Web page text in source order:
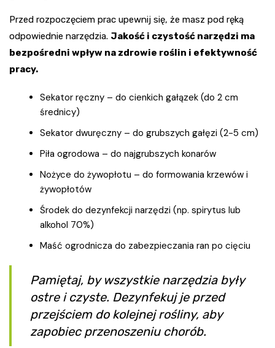
Przed rozpoczęciem prac upewnij się, że masz pod ręką
odpowiednie narzędzia. Jakość i czystość narzędzi ma
bezpośredni wpływ na zdrowie roślin i efektywność
pracy.
Sekator ręczny – do cienkich gałązek (do 2 cm
średnicy)
Sekator dwuręczny – do grubszych gałęzi (2-5 cm)
Piła ogrodowa – do najgrubszych konarów
Nożyce do żywopłotu – do formowania krzewów i
żywopłotów
Środek do dezynfekcji narzędzi (np. spirytus lub
alkohol 70%)
Maść ogrodnicza do zabezpieczania ran po cięciu
Pamiętaj, by wszystkie narzędzia były
ostre i czyste. Dezynfekuj je przed
przejściem do kolejnej rośliny, aby
zapobiec przenoszeniu chorób.